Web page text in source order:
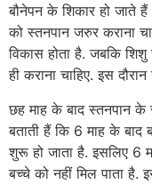
बौनेपन के शिकार हो जाते
को स्तनपान जरुर कराना
विकास होता है. जबकि
ही कराना चाहिए. इस
छह माह के बाद स्तनपान
बताती हैं कि 6 माह के बाद
शुरू हो जाता है. इसलिए 6
बच्चे को नहीं मिल पाता